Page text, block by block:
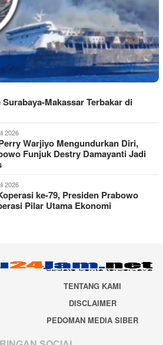
Makassar Terbakar di
2026
Warjiyo Mengundurkan Diri,
Funjuk Destry Damayanti Jadi
2026
ke-79, Presiden Prabowo
Pilar Utama Ekonomi
TENTANG KAMI
DISCLAIMER
PEDOMAN MEDIA SIBER